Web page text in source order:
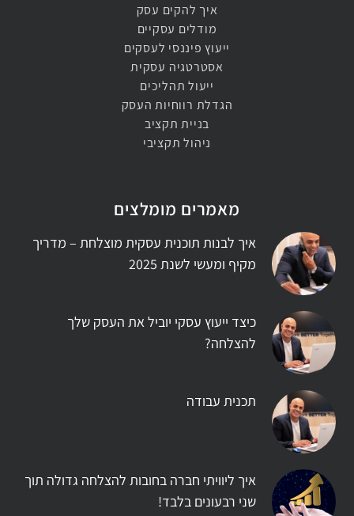
איך להקים עסק
מודלים עסקיים
ייעוץ פיננסי לעסקים
אסטרטגיה עסקית
ייעול תהליכים
הגדלת רווחיות העסק
בניית תקציב
ניהול תקציבי
מאמרים מומלצים
איך לבנות תוכנית עסקית מוצלחת – מדריך
מקיף ומעשי לשנת 2025
כיצד ייעוץ עסקי יוביל את העסק שלך
להצלחה?
תכנית עבודה
איך ליוויתי חברה בחובות להצלחה גדולה תוך
שני רבעונים בלבד!